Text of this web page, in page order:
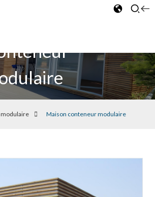
Maison conteneur modulaire